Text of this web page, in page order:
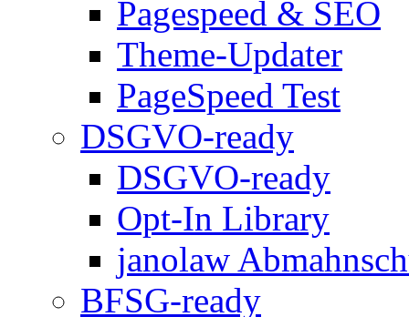
Pagespeed & SEO
Theme-Updater
PageSpeed Test
DSGVO-ready
DSGVO-ready
Opt-In Library
janolaw
BFSG-ready